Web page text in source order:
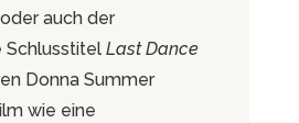
auch der
Last Dance
Donna Summer
wie eine